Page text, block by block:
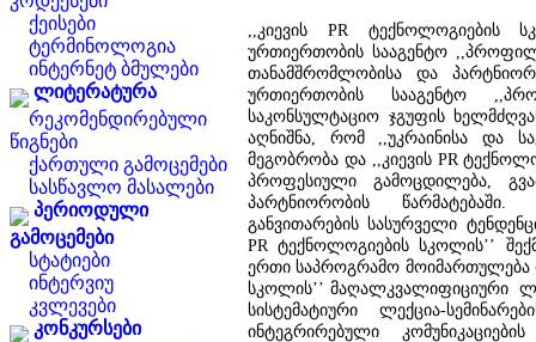
ქეისები
ტერმინოლოგია
ინტერნეტ ბმულები
ლიტერატურა
რეკომენდირებული
წიგნები
ქართული გამოცემები
სასწავლო მასალები
პერიოდული
გამოცემები
სტატიები
ინტერვიუ
კვლევები
კონკურსები
,,კიევის PR ტექნოლოგიების
ურთიერთობის სააგენტო
თანამშრომლობისა და
ურთიერთობის სააგენტო
საკონსულტაციო ჯგუფის
აღნიშნა, რომ ,,უკრაინისა და
მეგობრობა და ,,კიევის PR
პროფესიული გამოცდილება,
პარტნიორობის
განვითარების სასურველი
PR ტექნოლოგიების სკოლის’’
ერთი საპროგრამო მოიმართულება
სკოლის’’ მაღალკვალიფიციური
სისტემატიური ლექცია-
ინტეგრირებული